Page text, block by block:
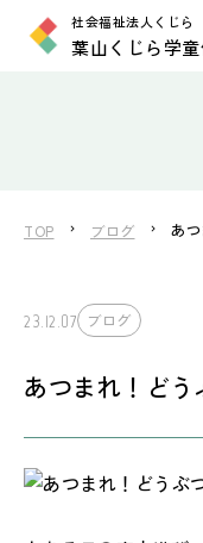
社会福祉法人くじら
葉山くじら学
TOP ブログ あ
23.12.07 ブログ
あつまれ！どう